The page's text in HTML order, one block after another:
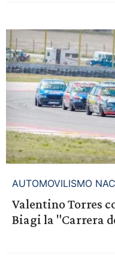
AUTOMOVILISMO
Valentino Torres
Biagi la "Carrera